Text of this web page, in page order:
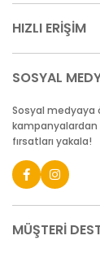
HIZLI ERİŞİM
SOSYAL
Sosyal medyaya
kampanyalardan
fırsatları yakala!
MÜŞTERİ